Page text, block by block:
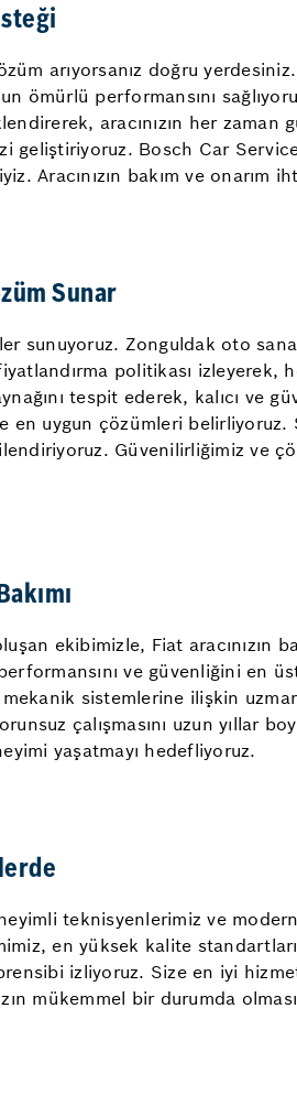
arıyorsanız doğru
ömürlü performansını
aracınızın her zaman
Bosch Car
Aracınızın bakım ve onarım
Sunar
sunuyoruz. Zonguldak oto
politikası izleyerek,
tespit ederek, kalıcı ve
en uygun çözümleri
Güvenilirliğimiz ve
ekibimizle, Fiat aracınızın
ve güvenliğini en
sistemlerine ilişkin
çalışmasını uzun
yaşatmayı hedefliyoruz.
teknisyenlerimiz ve modern
en yüksek kalite
izliyoruz. Size en iyi
mükemmel bir durumda